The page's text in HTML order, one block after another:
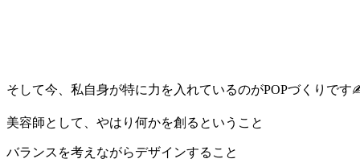
そして今、私自身が特に力を入れているのがPOPづくり です
美容師として、やはり何かを創るということ
バランスを考えながらデザインすること